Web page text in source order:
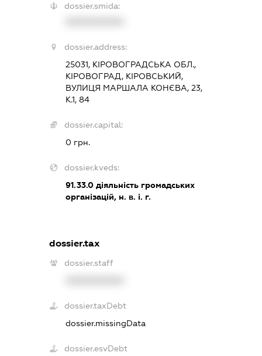
dossier.smida:
dossier.address:
25031, КІРОВОГРАДСЬКА ОБЛ.,
КІРОВОГРАД, КІРОВСЬКИЙ,
ВУЛИЦЯ МАРШАЛА КОНЄВА, 23,
К.1, 84
dossier.capital:
0 грн.
dossier.kveds:
91.33.0діяльність громадських
організацій, н. в. і. г.
dossier.tax
dossier.staff
dossier.taxDebt
dossier.missingData
dossier.esvDebt